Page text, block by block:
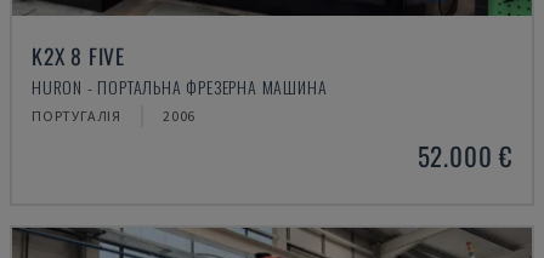
K2X 8 FIVE
HURON - ПОРТАЛЬНА ФРЕЗЕРНА МАШИНА
ПОРТУГАЛІЯ 2006
52.000 €